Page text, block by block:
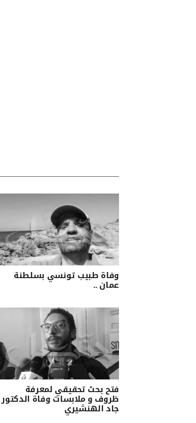
وفاة طبيب تونسي بسلطنة
عمان ..
فتح بحث تحقيقي لمعرفة
ظروف و ملابسات وفاة الدكتور
جاد الهنشيري